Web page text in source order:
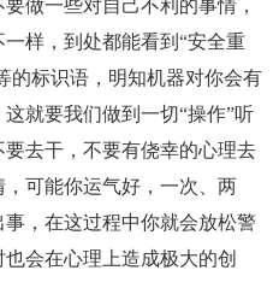
做一些对自己不利的事情，
样，到处都能看到“安全重
的标识语，明知机器对你会有
就要我们做到一切“操作”听
去干，不要有侥幸的心理去
可能你运气好，一次、两
，在这过程中你就会放松警
会在心理上造成极大的创